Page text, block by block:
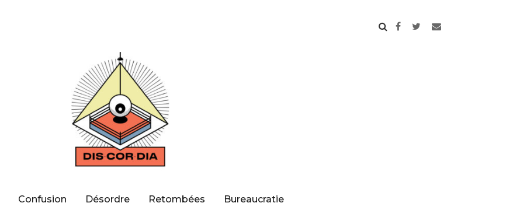
Confusion Désordre Retombées Bureaucratie